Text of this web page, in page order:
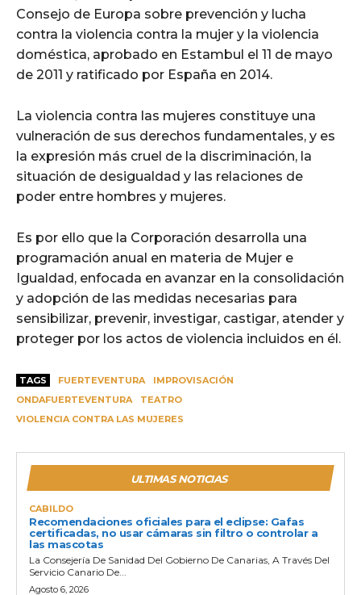
Consejo de Europa sobre prevención y lucha
contra la violencia contra la mujer y la violencia
doméstica, aprobado en Estambul el 11 de mayo
de 2011 y ratificado por España en 2014.
La violencia contra las mujeres constituye una
vulneración de sus derechos fundamentales, y es
la expresión más cruel de la discriminación, la
situación de desigualdad y las relaciones de
poder entre hombres y mujeres.
Es por ello que la Corporación desarrolla una
programación anual en materia de Mujer e
Igualdad, enfocada en avanzar en la consolidación
y adopción de las medidas necesarias para
sensibilizar, prevenir, investigar, castigar, atender y
proteger por los actos de violencia incluidos en él.
TAGS FUERTEVENTURA
IMPROVISACIÓN
ONDAFUERTEVENTURA
TEATRO
VIOLENCIA CONTRA LAS MUJERES
ULTIMAS NOTICIAS
CABILDO
Recomendaciones oficiales para el eclipse: Gafas
certificadas, no usar cámaras sin filtro o controlar a
las mascotas
La Consejería De Sanidad Del Gobierno De Canarias, A Través Del
Servicio Canario De...
Agosto 6, 2026